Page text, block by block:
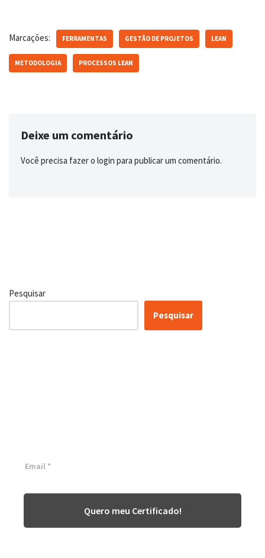
Marcações: FERRAMENTAS GESTÃO DE PROJETOS LEAN
METODOLOGIA PROCESSOS LEAN
Deixe um comentário
Você precisa fazer o login para publicar um comentário.
Pesquisar
Pesquisar
Quero meu Certificado!